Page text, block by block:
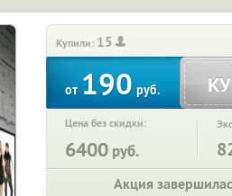
Купили: 15
от190руб.
Цена без скидки:
6400 руб.
Акция